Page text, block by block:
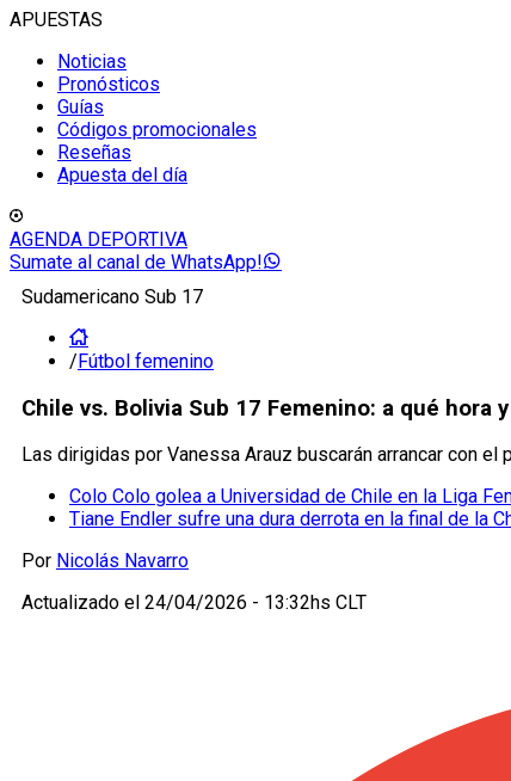
APUESTAS
Noticias
Pronósticos
Guías
Códigos promocionales
Reseñas
Apuesta del día
AGENDA DEPORTIVA
Sumate al canal de WhatsApp!
Sudamericano Sub 17
/Fútbol femenino
Chile vs. Bolivia Sub 17 Femenino: a qué
Las dirigidas por Vanessa Arauz buscarán arrancar con
Colo Colo golea a Universidad de Chile en la Liga
Tiane Endler sufre una dura derrota en la final de la
Por Nicolás Navarro
Actualizado el 24/04/2026 - 13:32hs CLT